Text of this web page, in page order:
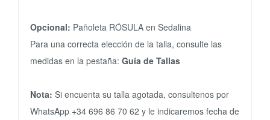
Opcional: Pañoleta RÓSULA en Sedalina
Para una correcta elección de la talla, consulte las
medidas en la pestaña: Guía de Tallas
Nota: Si encuenta su talla agotada, consultenos por
WhatsApp +34 696 86 70 62 y le indicaremos fecha de